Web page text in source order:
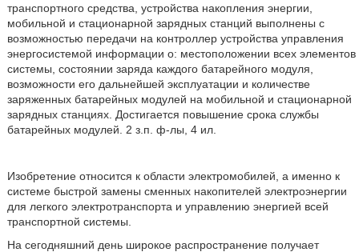
транспортного средства, устройства накопления энергии,
мобильной и стационарной зарядных станций выполнены с
возможностью передачи на контроллер устройства управления
энергосистемой информации о: местоположении всех элементов
системы, состоянии заряда каждого батарейного модуля,
возможности его дальнейшей эксплуатации и количестве
заряженных батарейных модулей на мобильной и стационарной
зарядных станциях. Достигается повышение срока службы
батарейных модулей. 2 з.п. ф-лы, 4 ил.
Изобретение относится к области электромобилей, а именно к
системе быстрой замены сменных накопителей электроэнергии
для легкого электротранспорта и управлению энергией всей
транспортной системы.
На сегодняшний день широкое распространение получает